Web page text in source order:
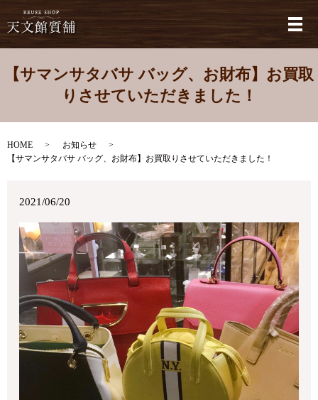
メ
【サマンサタバサ バッグ、お財布】お買取
りさせていただきました！
HOME
お知らせ
【サマンサタバサ バッグ、お財布】お買取りさせていただきました！
2021/06/20